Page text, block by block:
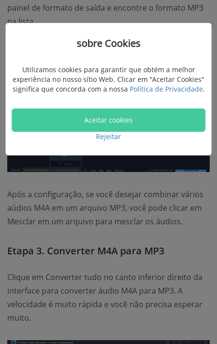
painel de formato de saída e encontre o formato MP3
na lista.
Após a configuração, se você desejar combinar vários
aúdios M4A em um arquivo MP3, você pode clicar em
Mesclar em um arquivo para mesclar os áudios.
Etapa 3. Converter M4A para MP3
Clique em Converter tudo no canto inferior direito da
interface para converter áudio M4A para MP3. A
velocidade é muito rápida e você não precisa esperar
muito.
sobre Cookies
Utilizamos cookies para garantir que obtém a melhor
experiência no nosso sítio Web. Clicar em "Aceitar Cookies"
significa que concorda com a nossa Política de Privacidade.
Aceitar cookies
Rejeitar